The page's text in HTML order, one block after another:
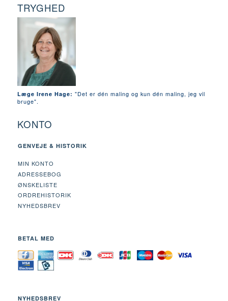
TRYGHED
Læge Irene Hage: "Det er dén maling og kun dén maling, jeg vil
bruge".
KONTO
GENVEJE & HISTORIK
MIN KONTO
ADRESSEBOG
ØNSKELISTE
ORDREHISTORIK
NYHEDSBREV
BETAL MED
NYHEDSBREV